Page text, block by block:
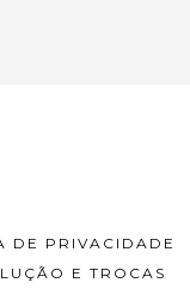
DE PRIVACIDADE
E TROCAS